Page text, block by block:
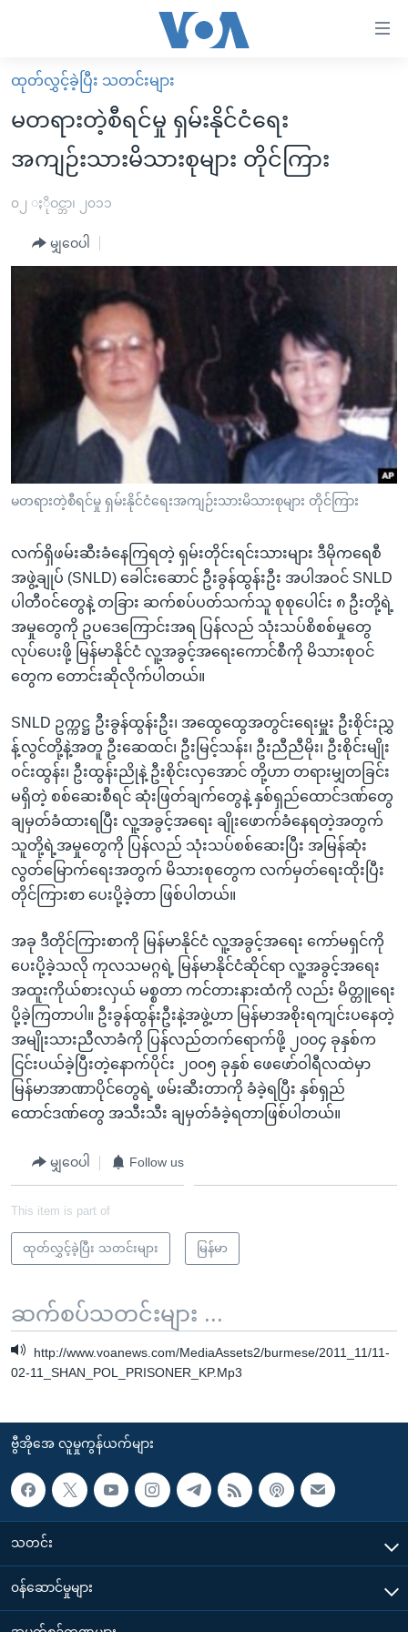
လွယ်ကူ
စေ
များ
အကြောင်းအရာ
သို့
ရန်
ရှာဖွေ
ရန်
နေရာ
သို့
ကျော်
မူလစာမျက်နှာ
မြန်မာ
ကမ္ဘာ့သတင်းများ
နိုင်ငံတကာ
အစ္စရေး-ပါလက်စတိုင်း
ဗွီဒီယို
ရပ်ဝန်းတခု လမ်းတခု အလွန်
အင်္ဂလိပ်စာလေ့လာမယ်
အမေရိကန်သုံးအီဒီယံ
မကြေးမုံရဲ့ အင်္ဂလိပ်စာ
ရုပ်ရှင်ထဲက အင်္ဂလိပ်စာ
သုတပဒေသာ အင်္ဂလိပ်စာ
အပတ်စဉ်ကဏ္ဍများ
ရေဒီယိုနှင့်ရုပ်သံ အချက်အလက်များ
ရေဒီယို/တီဗွီအစီအစဉ်
Learning English
ဗွီအိုအေ လူမှုကွန်ယက်များ
ဘာသာစကားများ
ထုတ်လွှင့်ခဲ့ပြီး သတင်းများ
မတရားတဲ့စီရင်မှု ရှမ်းနိုင်ငံရေး
အကျဉ်းသားမိသားစုများ တိုင်ကြား
၀၂ ႏိုဝင္ဘာ၊ ၂၀၁၁
မျှဝေပါ
မတရားတဲ့စီရင်မှု ရှမ်းနိုင်ငံရေးအကျဉ်းသားမိသားစုများ တိုင်ကြား
လက်ရှိဖမ်းဆီးခံနေကြရတဲ့ ရှမ်းတိုင်းရင်းသားများ ဒီမိုကရေစီ
အဖွဲ့ချုပ် (SNLD) ခေါင်းဆောင် ဦးခွန်ထွန်းဦး အပါအဝင် SNLD
ပါတီဝင်တွေနဲ့ တခြား ဆက်စပ်ပတ်သက်သူ စုစုပေါင်း ၈ ဦးတို့ရဲ့
အမှုတွေကို ဥပဒေကြောင်းအရ ပြန်လည် သုံးသပ်စိစစ်မှုတွေ
လုပ်ပေးဖို့ မြန်မာနိုင်ငံ လူ့အခွင့်အရေးကောင်စီကို မိသားစုဝင်
တွေက တောင်းဆိုလိုက်ပါတယ်။
SNLD ဥက္ကဋ္ဌ ဦးခွန်ထွန်းဦး၊ အထွေထွေအတွင်းရေးမှူး ဦးစိုင်းညွှ
န့်လွင်တို့နဲ့အတူ ဦးဆေထင်၊ ဦးမြင့်သန်း၊ ဦးညီညီမိုး၊ ဦးစိုင်းမျိုး
ဝင်းထွန်း၊ ဦးထွန်းညိုနဲ့ ဦးစိုင်းလှအောင် တို့ဟာ တရားမျှတခြင်း
မရှိတဲ့ စစ်ဆေးစီရင် ဆုံးဖြတ်ချက်တွေနဲ့ နှစ်ရှည်ထောင်ဒဏ်တွေ
ချမှတ်ခံထားရပြီး လူ့အခွင့်အရေး ချိုးဖောက်ခံနေရတဲ့အတွက်
သူတို့ရဲ့အမှုတွေကို ပြန်လည် သုံးသပ်စစ်ဆေးပြီး အမြန်ဆုံး
လွတ်မြောက်ရေးအတွက် မိသားစုတွေက လက်မှတ်ရေးထိုးပြီး
တိုင်ကြားစာ ပေးပို့ခဲ့တာ ဖြစ်ပါတယ်။
အခု ဒီတိုင်ကြားစာကို မြန်မာနိုင်ငံ လူ့အခွင့်အရေး ကော်မရှင်ကို
ပေးပို့ခဲ့သလို ကုလသမဂ္ဂရဲ့ မြန်မာနိုင်ငံဆိုင်ရာ လူ့အခွင့်အရေး
အထူးကိုယ်စားလှယ် မစ္စတာ ကင်တားနားထံကို လည်း မိတ္တူရေး
ပို့ခဲ့ကြတာပါ။ ဦးခွန်ထွန်းဦးနဲ့အဖွဲ့ဟာ မြန်မာအစိုးရကျင်းပနေတဲ့
အမျိုးသားညီလာခံကို ပြန်လည်တက်ရောက်ဖို့ ၂၀၀၄ ခုနှစ်က
ငြင်းပယ်ခဲ့ပြီးတဲ့နောက်ပိုင်း ၂၀၀၅ ခုနှစ် ဖေဖော်ဝါရီလထဲမှာ
မြန်မာအာဏာပိုင်တွေရဲ့ ဖမ်းဆီးတာကို ခံခဲ့ရပြီး နှစ်ရှည်
ထောင်ဒဏ်တွေ အသီးသီး ချမှတ်ခံခဲ့ရတာဖြစ်ပါတယ်။
မျှဝေပါ Follow us
This item is part of
ထုတ်လွှင့်ခဲ့ပြီး သတင်းများ မြန်မာ
ဆက်စပ်သတင်းများ ...
http://www.voanews.com/MediaAssets2/burmese/2011_11/11-
02-11_SHAN_POL_PRISONER_KP.Mp3
ဗွီအိုအေ လူမှုကွန်ယက်များ
သတင်း
၀န်ဆောင်မှုများ